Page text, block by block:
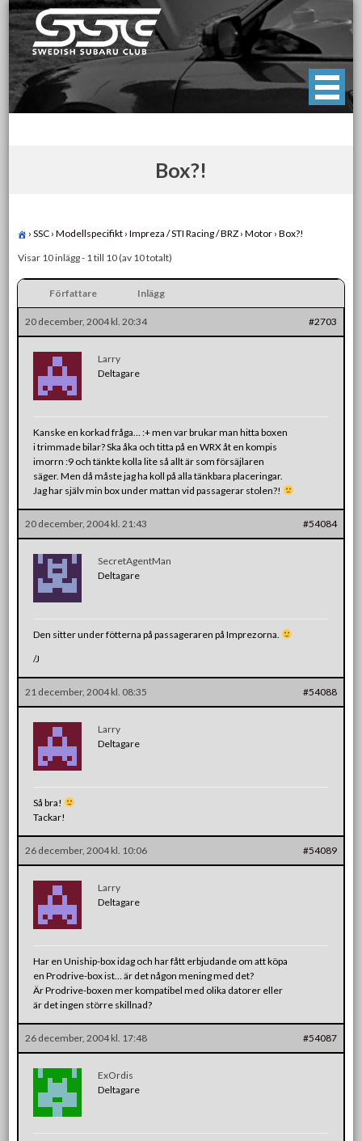
Skip
to
content
Swedish Subaru Club
För oss som älskar Subaru!
Box?!
› SSC › Modellspecifikt › Impreza / STI Racing / BRZ › Motor › Box?!
Visar 10 inlägg - 1 till 10 (av 10 totalt)
Författare Inlägg
20 december, 2004 kl. 20:34 #2703
Larry
Deltagare
Kanske en korkad fråga… :+ men var brukar man hitta boxen
i trimmade bilar? Ska åka och titta på en WRX åt en kompis
imorrn :9 och tänkte kolla lite så allt är som försäjlaren
säger. Men då måste jag ha koll på alla tänkbara placeringar.
Jag har själv min box under mattan vid passagerar stolen?!
20 december, 2004 kl. 21:43 #54084
SecretAgentMan
Deltagare
Den sitter under fötterna på passageraren på Imprezorna.
/J
21 december, 2004 kl. 08:35 #54088
Larry
Deltagare
Så bra!
Tackar!
26 december, 2004 kl. 10:06 #54089
Larry
Deltagare
Har en Uniship-box idag och har fått erbjudande om att köpa
en Prodrive-box ist… är det någon mening med det?
Är Prodrive-boxen mer kompatibel med olika datorer eller
är det ingen större skillnad?
26 december, 2004 kl. 17:48 #54087
ExOrdis
Deltagare